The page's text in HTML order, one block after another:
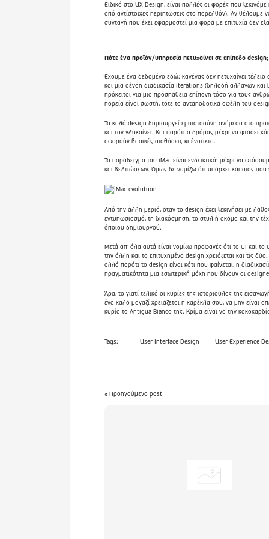
Ειδικά στο UX Design, είναι πολλές οι φορές που
από αντίστοιχες περιπτώσεις στο παρελθόν). Αν θέλουμε
συνταγή που έχει εφαρμοστεί μια φορά με επιτυχία δεν
Πότε ένα προϊόν/υπηρεσία πετυχαίνει σε επίπεδο design;
Έχουμε ένα δεδομένο εδώ: κανένας δεν πετυχαίνει
και μια αέναη διαδικασία iterations (δηλαδή αλλαγών
πρόκειται για μια προσπάθεια επίπονη τόσο για τους
πορεία είναι σωστή, τότε τα ανταποδοτικά οφέλη του
Το καλό design δημιουργεί εμπιστοσύνη ανάμεσα στο
και τον γλυκαίνει. Και παρότι ο δρόμος μέχρι να φτάσει
αφορούν βασικές αισθήσεις κι ένστικτα.
Το παράδειγμα του iMac είναι ενδεικτικό: μέχρι να
και βελτιώσεων. Όμως δε νομίζω ότι υπάρχει κάποιος που
Από την άλλη μεριά, όταν το design έχει ξεκινήσει με
εντυπωσιασμό, τη διακόσμηση, το στυλ ή ακόμα και την
όποιου δημιουργού.
Μετά απ' όλα αυτά είναι νομίζω προφανές ότι το UI και
την άλλη και το επιτυχημένο design χρειάζεται και τις
αλλά παρότι το design είναι κάτι που φαίνεται, η
πραγματικότητα μια εσωτερική μάχη που δίνουν οι
Άρα, το γιατί τελικά οι κυρίες της ιστοριούλας της
ένα καλό μαγαζί χρειάζεται η καρέκλα σου, να μην είναι
κυρία το Antigua Bianco της. Κρίμα είναι να την
Tags: User Interface Design User Experience
« Προηγούμενο post